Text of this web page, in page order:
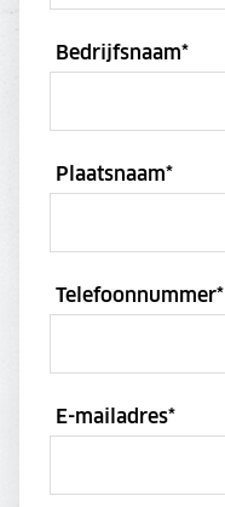
Bedrijfsnaam*
Plaatsnaam*
Telefoonnummer*
E-mailadres*